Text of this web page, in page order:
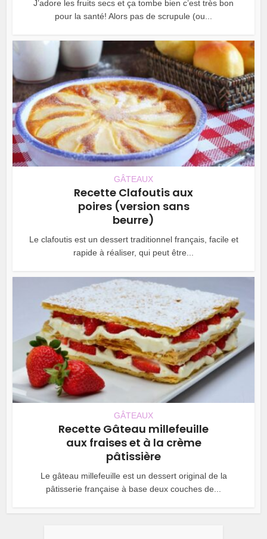
J’adore les fruits secs et ça tombe bien c’est très bon
pour la santé! Alors pas de scrupule (ou...
GÂTEAUX
Recette Clafoutis aux
poires (version sans
beurre)
Le clafoutis est un dessert traditionnel français, facile et
rapide à réaliser, qui peut être...
GÂTEAUX
Recette Gâteau millefeuille
aux fraises et à la crème
pâtissière
Le gâteau millefeuille est un dessert original de la
pâtisserie française à base deux couches de...